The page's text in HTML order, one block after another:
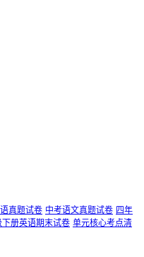
真题试卷 中考语文真题试卷 四年
下册英语期末试卷 单元核心考点清